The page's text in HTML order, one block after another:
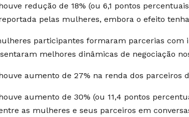
redução de 18% (ou 6,1 pontos
pelas mulheres, embora o efeito
participantes formaram parcerias com
melhores dinâmicas de negociação
aumento de 27% na renda dos parceiros
aumento de 30% (ou 11,4 pontos
as mulheres e seus parceiros em